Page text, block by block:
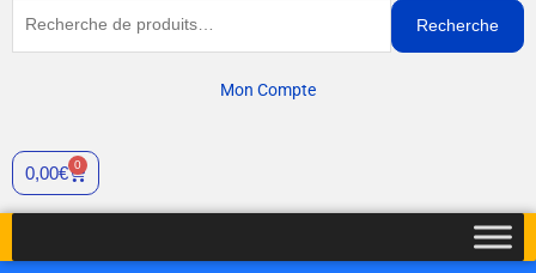
Recherche
Mon Compte
0,00€ 0
Cart